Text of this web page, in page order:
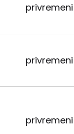
privremeni
privremeni
privremeni